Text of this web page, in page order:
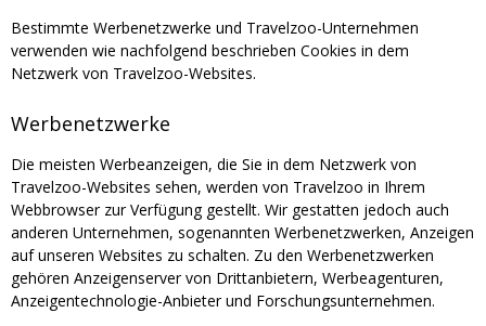
Bestimmte Werbenetzwerke und Travelzoo-Unternehmen
verwenden wie nachfolgend beschrieben Cookies in dem
Netzwerk von Travelzoo-Websites.
Werbenetzwerke
Die meisten Werbeanzeigen, die Sie in dem Netzwerk von
Travelzoo-Websites sehen, werden von Travelzoo in Ihrem
Webbrowser zur Verfügung gestellt. Wir gestatten jedoch auch
anderen Unternehmen, sogenannten Werbenetzwerken, Anzeigen
auf unseren Websites zu schalten. Zu den Werbenetzwerken
gehören Anzeigenserver von Drittanbietern, Werbeagenturen,
Anzeigentechnologie-Anbieter und Forschungsunternehmen.